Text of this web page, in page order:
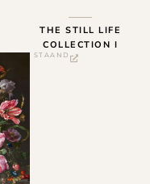
THE STILL LIFE
COLLECTION I
STAAND